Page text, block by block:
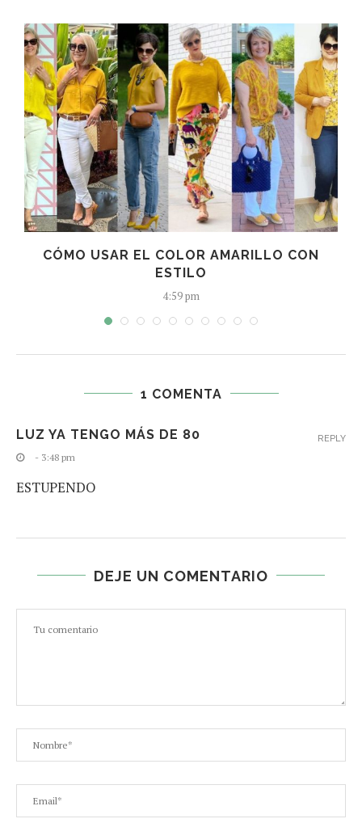
CÓMO USAR EL COLOR AMARILLO CON
ESTILO
4:59 pm
1 COMENTA
LUZ YA TENGO MÁS DE 80
- 3:48 pm
ESTUPENDO
REPLY
DEJE UN COMENTARIO